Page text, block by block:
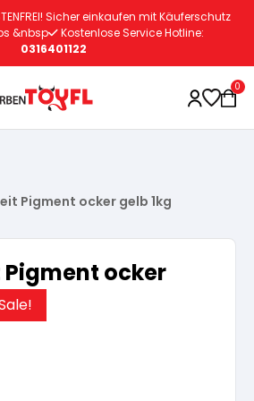
Sicher einkaufen mit Käuferschutz
&nbsp
Kostenlose Service Hotline:
0316401122
0
Pigment ocker gelb 1kg
Pigment ocker